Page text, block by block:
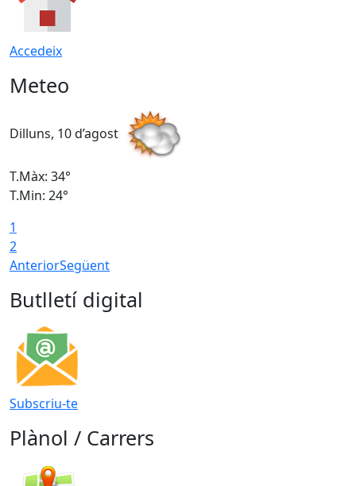
Accedeix
Meteo
Dilluns, 10 d’agost
T.Màx: 34°
T.Min: 24°
1
2
AnteriorSegüent
Butlletí digital
Subscriu-te
Plànol / Carrers